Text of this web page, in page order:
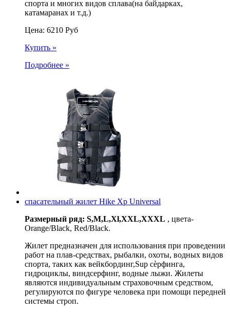
спорта и многих видов сплава(на байдарках,
катамаранах и т.д.)
Цена: 6210 Руб
Купить »
Подробнее »
спасательный жилет Hike Xp Universal
Размерный ряд: S,M,L,Xl,XXL,XXXL , цвета-
Orange/Black, Red/Black.
Жилет предназначен для использования при проведении
работ на плав-средствах, рыбалки, охоты, водных видов
спорта, таких как вейкбординг,Sup сѐрфинга,
гидроциклы, виндсерфинг, водные лыжи. Жилеты
являются индивидуальным страховочным средством,
регулируются по фигуре человека при помощи передней
системы строп.